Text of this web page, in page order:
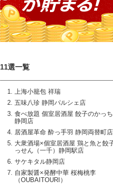
11選一覧
上海小籠包 祥瑞
五味八珍 静岡パルシェ店
食べ放題 個室居酒屋 餃子のかっ
静岡店
居酒屋革命 酔っ手羽 静岡両替町店
大衆酒場×個室居酒屋 鶏と魚と餃
っせん（一千）静岡駅店
サケキタル静岡店
自家製醤×発酵中華 桜梅桃李
（OUBAITOURI）